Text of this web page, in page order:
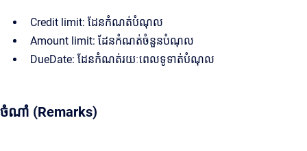
Credit limit: ដែនកំណត់បំណុល
Amount limit: ដែនកំណត់ចំនួនបំណុល
DueDate: ដែនកំណត់រយៈពេលទូទាត់បំណុល
ចំណាំ (Remarks)